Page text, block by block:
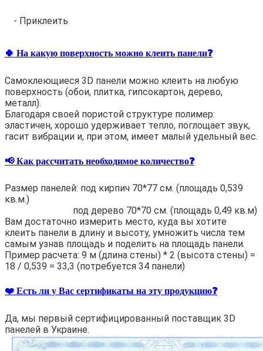
- Приклеить
🍀 На какую поверхность можно клеить панели❓
Самоклеющиеся 3D панели можно клеить на любую
поверхность (обои, плитка, гипсокартон, дерево,
металл).
Благодаря своей пористой структуре полимер:
эластичен, хорошо удерживает тепло, поглощает звук,
гасит вибрации и, при этом, имеет малый удельный вес.
📢 Как рассчитать необходимое количество❓
Размер панелей: под кирпич 70*77 см. (площадь 0,539
кв.м.)
под дерево 70*70 см. (площадь 0,49 кв.м)
Вам достаточно измерить место, куда вы хотите
клеить панели в длину и высоту, умножить числа тем
самым узнав площадь и поделить на площадь панели.
Пример расчета: 9 м (длина стены) * 2 (высота стены) =
18 / 0,539 = 33,3 (потребуется 34 панели)
❤️ Есть ли у Вас сертификаты на эту продукцию❓
Да, мы первый сертифицированный поставщик 3D
панелей в Украине.